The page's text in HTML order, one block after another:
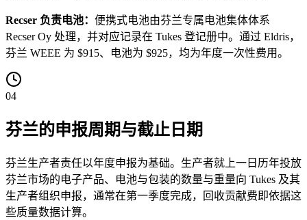
Recser 负责电池： 便携式电池由芬兰专属电池集体体系
Recser Oy 处理，并对应记录在 Tukes 登记册中。通过 Eldris，
芬兰 WEEE 为 $915、电池为 $925，均为年度一次性费用。
04
芬兰的申报周期与截止日期
芬兰生产者责任以年度申报为基础。生产者就上一日历年投放
芬兰市场的电子产品、电池与包装的数量与重量向 Tukes 及其
生产者组织申报，通常在第一季度完成，回收贡献费即依据这
些质量数据计算。